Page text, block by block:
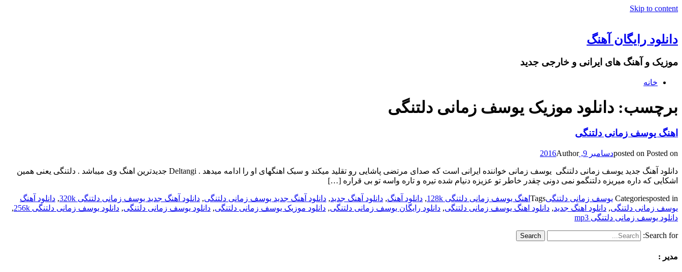
Skip to content
دانلود رایگان آهنگ
موزیک و آهنگ های ایرانی و خارجی جدید
خانه
برچسب: دانلود موزیک یوسف زمانی دلتنگی
اهنگ یوسف زمانی دلتنگی
posted on Posted on دسامبر 9, 2016 Author
دانلود آهنگ جدید یوسف زمانی دلتنگی یوسف زمانی خواننده ایرانی است که صدای مرتضی پاشایی رو تقلید میکند و سبک اهنگهای او را ادامه میدهد . Deltangi جدیدترین اهنگ وی میباشد . دلتنگی یعنی همین
اشکایی که داره میریزه دلتنگمو نمی دونی چقدر خاطر تو عزیزه دنیام شده تیره و تاره واسه تو بی قراره […]
Categoriesposted in یوسف زمانی دلتنگیTags اهنگ یوسف زمانی دلتنگی 128k , دانلود آهنگ, دانلود آهنگ جدید, دانلود آهنگ جدید یوسف زمانی دلتنگی, دانلود آهنگ جدید یوسف زمانی دلتنگی 320k , دانلود آهنگ
یوسف زمانی دلتنگی, دانلود اهنگ جدید, دانلود اهنگ یوسف زمانی دلتنگی, دانلود رایگان یوسف زمانی دلتنگی, دانلود موزیک یوسف زمانی دلتنگی, دانلود یوسف زمانی دلتنگی, دانلود یوسف زمانی دلتنگی 256k
,
دانلود یوسف زمانی دلتنگی mp3
Search for:
مدیر :